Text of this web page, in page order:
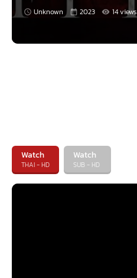
Unknown 2023 14 views
Watch
THAI - HD
Watch
SUB - HD